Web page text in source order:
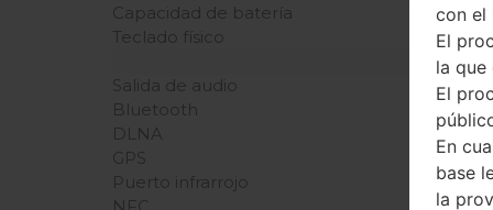
Capacidad de batería
Teclado físico
Salida de audio
Bluetooth
DLNA
GPS
Puerto infrarrojo
con el
El
la que
El
En
base
la